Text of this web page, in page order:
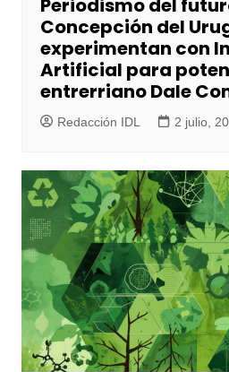
Periodismo del
Concepción del
experimentan con
Artificial para
entrerriano Dale
Redacción IDL 2 julio,